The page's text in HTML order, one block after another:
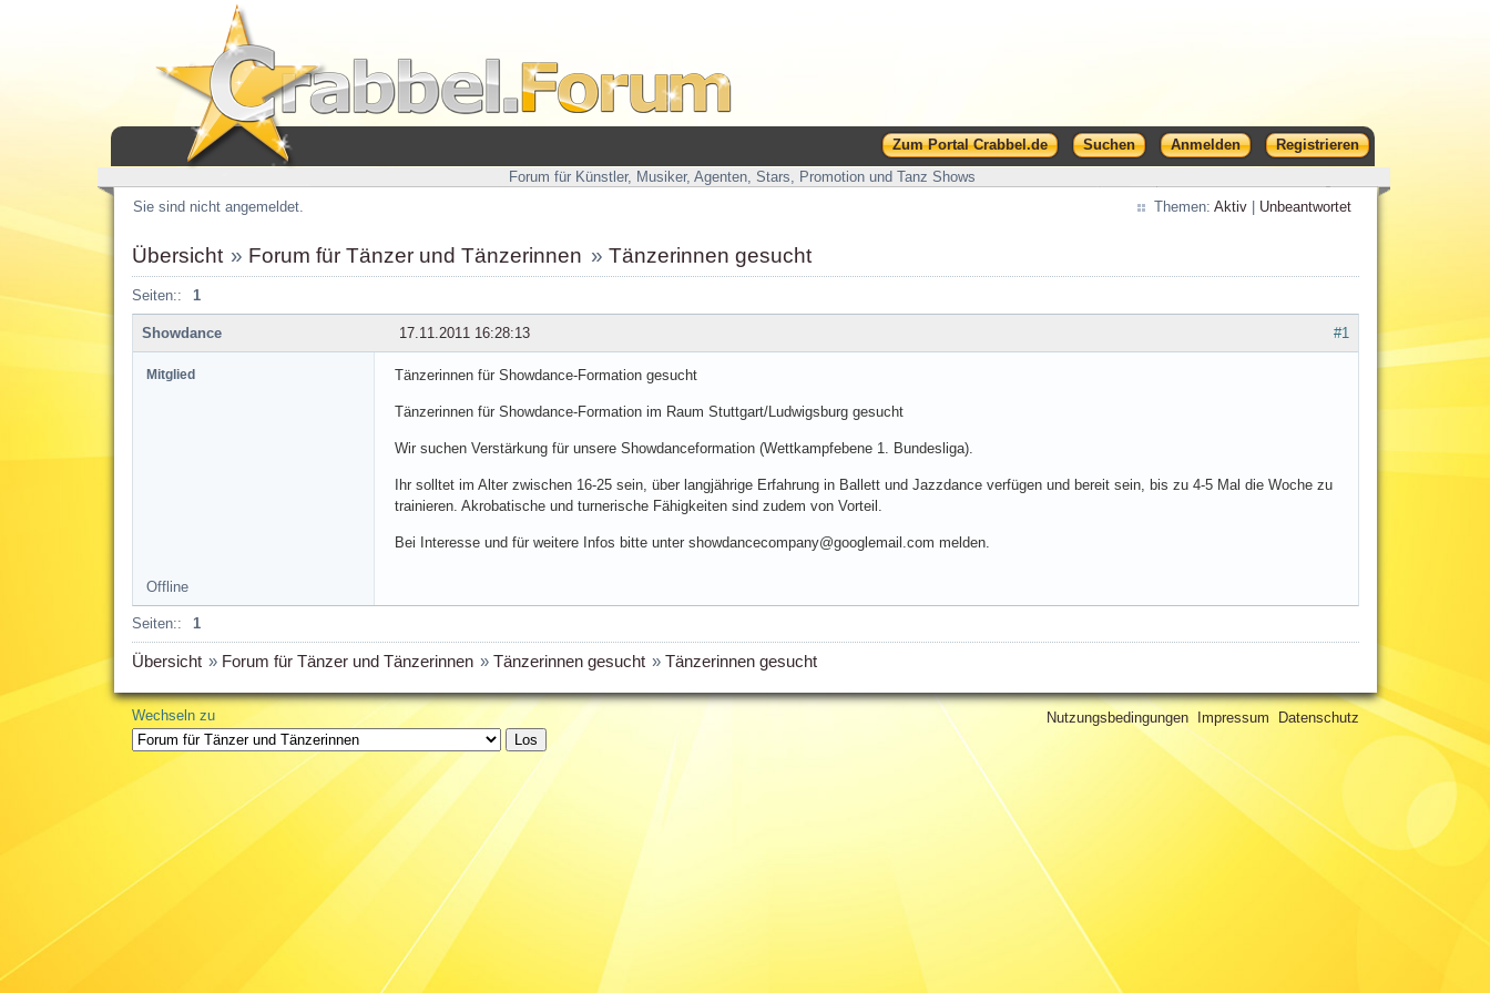
Zum Portal Crabbel.de Suchen Anmelden
Registrieren
Forum für Künstler, Musiker, Agenten, Stars, Promotion und Tanz Shows
Sie sind nicht angemeldet.
Themen: Aktiv| Unbeantwortet
Übersicht » Forum für Tänzer und Tänzerinnen » Tänzerinnen gesucht
Seiten:: 1
#1
17.11.2011 16:28:13
Showdance
Mitglied Tänzerinnen für Showdance-Formation gesucht
Tänzerinnen für Showdance-Formation im Raum Stuttgart/Ludwigsburg gesucht
Wir suchen Verstärkung für unsere Showdanceformation (Wettkampfebene 1. Bundesliga).
Ihr solltet im Alter zwischen 16-25 sein, über langjährige Erfahrung in Ballett und Jazzdance verfügen und bereit sein, bis zu 4-5 Mal die Woche zu
trainieren. Akrobatische und turnerische Fähigkeiten sind zudem von Vorteil.
Bei Interesse und für weitere Infos bitte unter showdancecompany@googlemail.com melden.
Offline
Seiten:: 1
Übersicht » Forum für Tänzer und Tänzerinnen » Tänzerinnen gesucht » Tänzerinnen gesucht
Wechseln zu Nutzungsbedingungen Impressum Datenschutz